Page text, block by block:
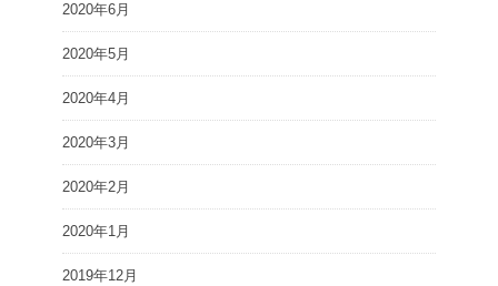
2020年6月
2020年5月
2020年4月
2020年3月
2020年2月
2020年1月
2019年12月